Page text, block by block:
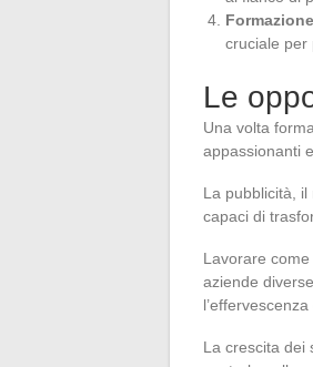
Formazione
cruciale per
Le
Una volta
appassionanti
La pubblicità, il
capaci di
Lavorare come
aziende
La crescita dei